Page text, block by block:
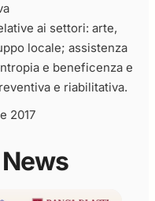
ai settori: arte,
locale; assistenza
e beneficenza e
e riabilitativa.
2017